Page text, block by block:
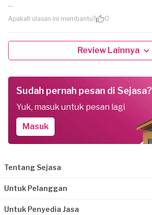
...
Apakah ulasan ini membantu?
0
Review Lainnya
Sudah pernah pesan di Sejasa?
Yuk, masuk untuk pesan lagi
Masuk
Tentang Sejasa
Untuk Pelanggan
Untuk Penyedia Jasa